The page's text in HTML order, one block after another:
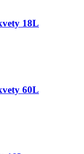
18L
60L